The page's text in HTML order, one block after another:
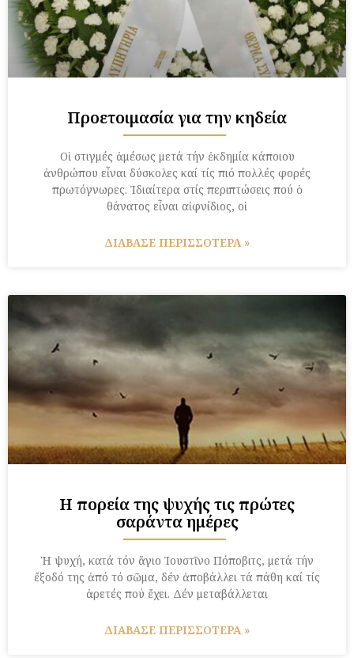
Προετοιμασία για την κηδεία
Οἱ στιγμές ἀμέσως μετά τήν ἐκδημία κάποιου
ἀνθρώπου εἶναι δύσκολες καί τίς πιό πολλές φορές
πρωτόγνωρες. Ἰδιαίτερα στίς περιπτώσεις πού ὁ
θάνατος εἶναι αἰφνίδιος, οἱ
ΔΙΑΒΑΣΕ ΠΕΡΙΣΣΟΤΕΡΑ »
Η πορεία της ψυχής τις πρώτες
σαράντα ημέρες
Ἡ ψυχή, κατά τόν ἅγιο Ἰουστῖνο Πόποβιτς, μετά τήν
ἔξοδό της ἀπό τό σῶμα, δέν ἀποβάλλει τά πάθη καί τίς
ἀρετές πού ἔχει. Δέν μεταβάλλεται
ΔΙΑΒΑΣΕ ΠΕΡΙΣΣΟΤΕΡΑ »